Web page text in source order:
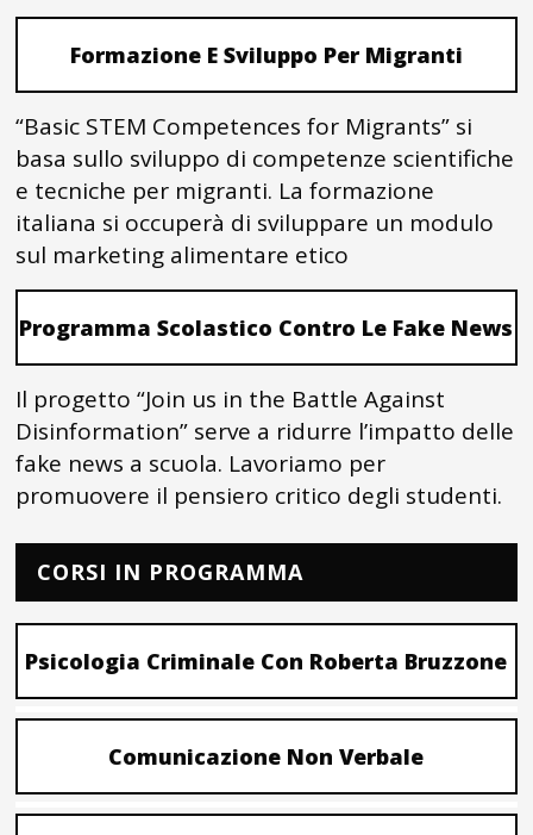
Formazione E Sviluppo Per Migranti
“Basic STEM Competences for Migrants” si
basa sullo sviluppo di competenze scientifiche
e tecniche per migranti. La formazione
italiana si occuperà di sviluppare un modulo
sul marketing alimentare etico
Programma Scolastico Contro Le Fake News
Il progetto “Join us in the Battle Against
Disinformation” serve a ridurre l’impatto delle
fake news a scuola. Lavoriamo per
promuovere il pensiero critico degli studenti.
CORSI IN PROGRAMMA
Psicologia Criminale Con Roberta Bruzzone
Comunicazione Non Verbale